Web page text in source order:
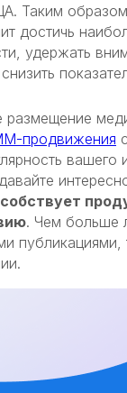
Таким
достичь
удержать
размещение
продвижения
вашего
. Чем больше